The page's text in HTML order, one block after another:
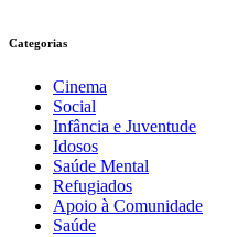
Categorias
Cinema
Social
Infância e Juventude
Idosos
Saúde Mental
Refugiados
Apoio à Comunidade
Saúde